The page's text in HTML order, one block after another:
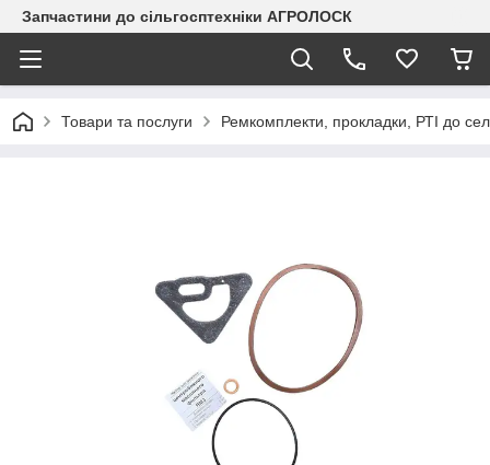
Запчастини до сільгосптехніки АГРОЛОСК
Товари та послуги Ремкомплекти, прокладки, РТІ до